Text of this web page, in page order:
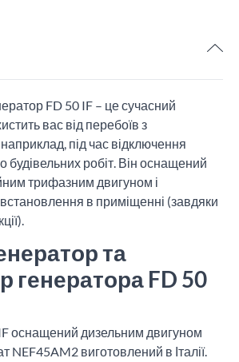
FD 50 IF – це сучасний
вас від перебоїв з
під час відключення
будівельних робіт. Він оснащений
трифазним двигуном і
в приміщенні (завдяки
та
генератора FD 50
оснащений дизельним двигуном
NEF45AM2 виготовлений в Італії.